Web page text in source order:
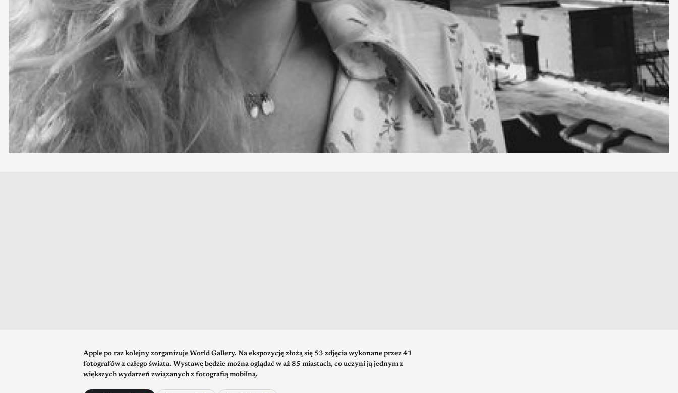
Apple po raz kolejny zorganizuje World Gallery. Na ekspozycję złożą się 53 zdjęcia wykonane przez 41
fotografów z całego świata. Wystawę będzie można oglądać w aż 85 miastach, co uczyni ją jednym z
większych wydarzeń związanych z fotografią mobilną.